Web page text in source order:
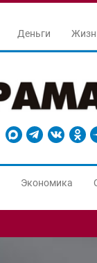
Деньги
Экономика